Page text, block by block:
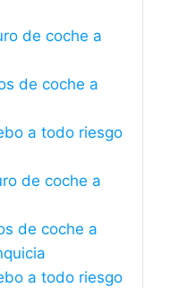
de coche a
de coche a
a todo riesgo
de coche a
de coche a
a todo riesgo